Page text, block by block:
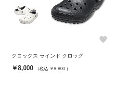
favorite
クロックス ラインド クロッグ
￥8,000 （税込 ￥8,800 ）